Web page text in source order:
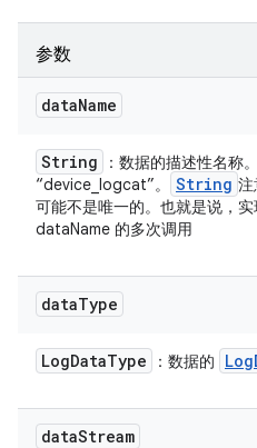
参数
dataName
String
：数据的描述性名称
“device_logcat”。
String
可能不是唯一的。也就是说，
dataName 的多次调用
dataType
LogDataType ：数据的 Log
dataStream